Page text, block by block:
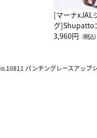
[マーナxJAL
グ]Shupatto
グ Drop JAL
3,960円 （税込）
パンチングレースアップ